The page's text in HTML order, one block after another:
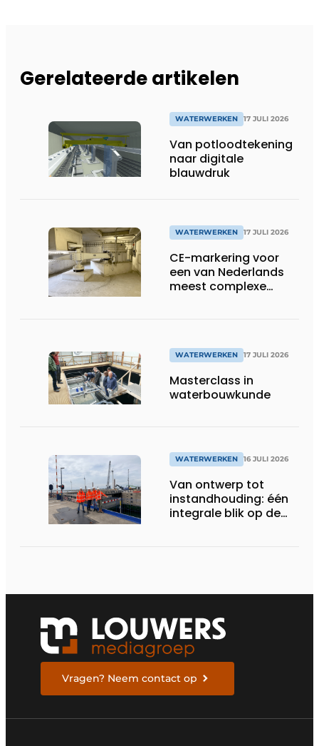
Gerelateerde artikelen
WATERWERKEN 17 JULI 2026
Van potloodtekening
naar digitale
blauwdruk
WATERWERKEN 17 JULI 2026
CE-markering voor
een van Nederlands
meest complexe
WATERWERKEN 17 JULI 2026
Masterclass in
waterbouwkunde
WATERWERKEN 16 JULI 2026
Van ontwerp tot
instandhouding: één
integrale blik op de
Vragen? Neem contact op